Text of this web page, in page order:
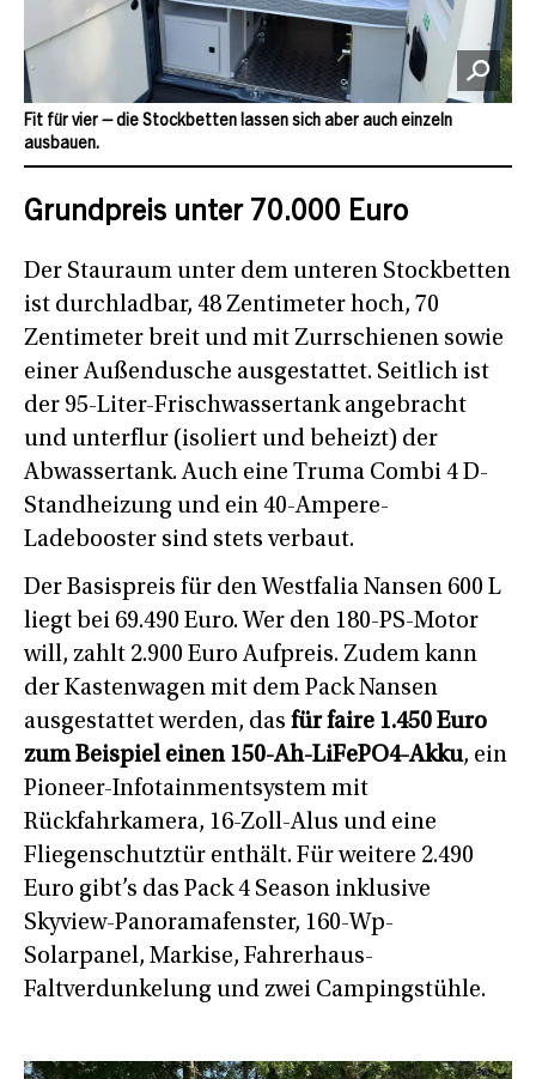
Fit für vier – die Stockbetten lassen sich aber auch einzeln
ausbauen.
Grundpreis unter 70.000 Euro
Der Stauraum unter dem unteren Stockbetten
ist durchladbar, 48 Zentimeter hoch, 70
Zentimeter breit und mit Zurrschienen sowie
einer Außendusche ausgestattet. Seitlich ist
der 95-Liter-Frischwassertank angebracht
und unterflur (isoliert und beheizt) der
Abwassertank. Auch eine Truma Combi 4 D-
Standheizung und ein 40-Ampere-
Ladebooster sind stets verbaut.
Der Basispreis für den Westfalia Nansen 600 L
liegt bei 69.490 Euro. Wer den 180-PS-Motor
will, zahlt 2.900 Euro Aufpreis. Zudem kann
der Kastenwagen mit dem Pack Nansen
ausgestattet werden, das für faire 1.450 Euro
zum Beispiel einen 150-Ah-LiFePO4-Akku, ein
Pioneer-Infotainmentsystem mit
Rückfahrkamera, 16-Zoll-Alus und eine
Fliegenschutztür enthält. Für weitere 2.490
Euro gibt’s das Pack 4 Season inklusive
Skyview-Panoramafenster, 160-Wp-
Solarpanel, Markise, Fahrerhaus-
Faltverdunkelung und zwei Campingstühle.